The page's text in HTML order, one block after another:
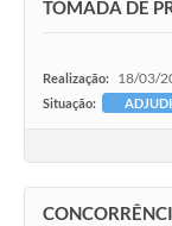
TOMADA DE
Realização: 18/03/
Situação: